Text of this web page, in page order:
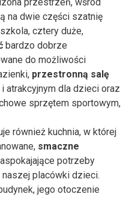
na dwie części szatnię
cztery duże,
bardzo dobrze
do możliwości
przestronną salę
atrakcyjnym dla dzieci oraz
sprzętem sportowym,
również kuchnia, w której
smaczne
potrzeby
placówki dzieci.
jego otoczenie